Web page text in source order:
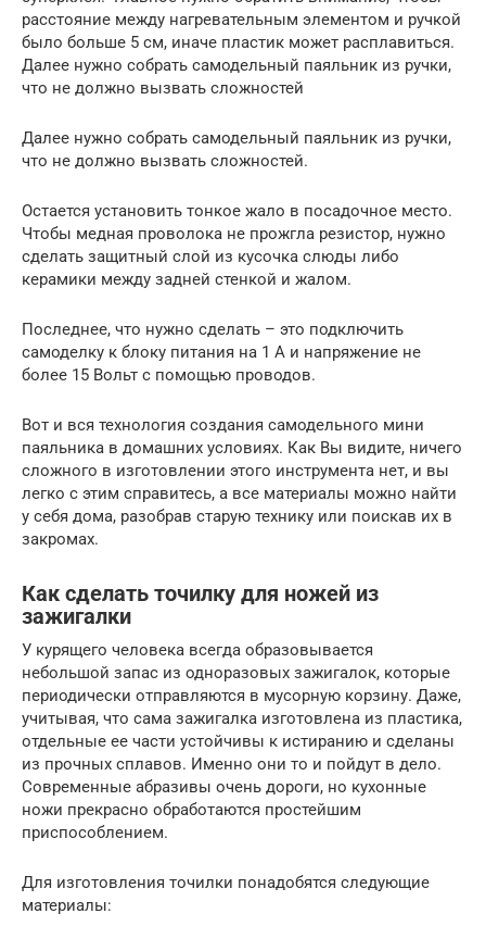
расстояние между нагревательным элементом и ручкой
было больше 5 см, иначе пластик может расплавиться.
Далее нужно собрать самодельный паяльник из ручки,
что не должно вызвать сложностей
Далее нужно собрать самодельный паяльник из ручки,
что не должно вызвать сложностей.
Остается установить тонкое жало в посадочное место.
Чтобы медная проволока не прожгла резистор, нужно
сделать защитный слой из кусочка слюды либо
керамики между задней стенкой и жалом.
Последнее, что нужно сделать – это подключить
самоделку к блоку питания на 1 А и напряжение не
более 15 Вольт с помощью проводов.
Вот и вся технология создания самодельного мини
паяльника в домашних условиях. Как Вы видите, ничего
сложного в изготовлении этого инструмента нет, и вы
легко с этим справитесь, а все материалы можно найти
у себя дома, разобрав старую технику или поискав их в
закромах.
Как сделать точилку для ножей из
зажигалки
У курящего человека всегда образовывается
небольшой запас из одноразовых зажигалок, которые
периодически отправляются в мусорную корзину. Даже,
учитывая, что сама зажигалка изготовлена из пластика,
отдельные ее части устойчивы к истиранию и сделаны
из прочных сплавов. Именно они то и пойдут в дело.
Современные абразивы очень дороги, но кухонные
ножи прекрасно обработаются простейшим
приспособлением.
Для изготовления точилки понадобятся следующие
материалы: